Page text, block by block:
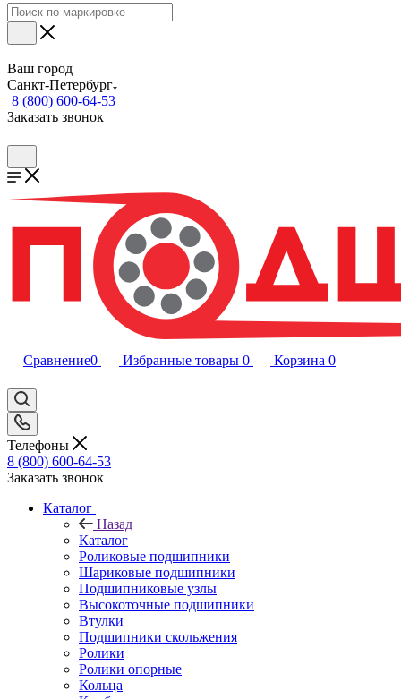
Ваш город
Санкт-Петербург
8 (800) 600-64-53
Заказать звонок
Сравнение0 Избранные товары 0 Корзина 0
Телефоны
8 (800) 600-64-53
Заказать звонок
Каталог
Назад
Каталог
Роликовые подшипники
Шариковые подшипники
Подшипниковые узлы
Высокоточные подшипники
Втулки
Подшипники скольжения
Ролики
Ролики опорные
Кольца